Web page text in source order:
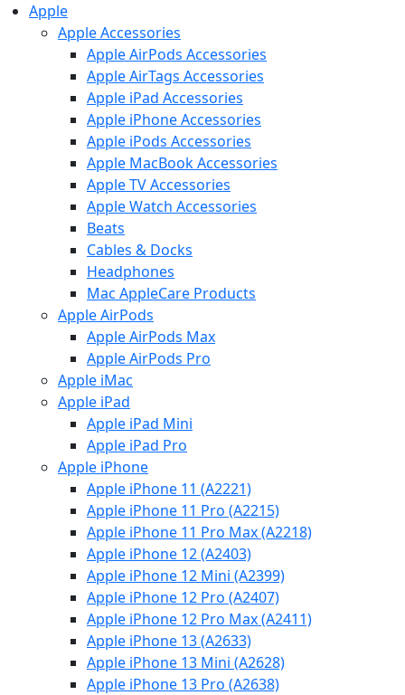
Apple
Apple Accessories
Apple AirPods Accessories
Apple AirTags Accessories
Apple iPad Accessories
Apple iPhone Accessories
Apple iPods Accessories
Apple MacBook Accessories
Apple TV Accessories
Apple Watch Accessories
Beats
Cables & Docks
Headphones
Mac AppleCare Products
Apple AirPods
Apple AirPods Max
Apple AirPods Pro
Apple iMac
Apple iPad
Apple iPad Mini
Apple iPad Pro
Apple iPhone
Apple iPhone 11 (A2221)
Apple iPhone 11 Pro (A2215)
Apple iPhone 11 Pro Max (A2218)
Apple iPhone 12 (A2403)
Apple iPhone 12 Mini (A2399)
Apple iPhone 12 Pro (A2407)
Apple iPhone 12 Pro Max (A2411)
Apple iPhone 13 (A2633)
Apple iPhone 13 Mini (A2628)
Apple iPhone 13 Pro (A2638)